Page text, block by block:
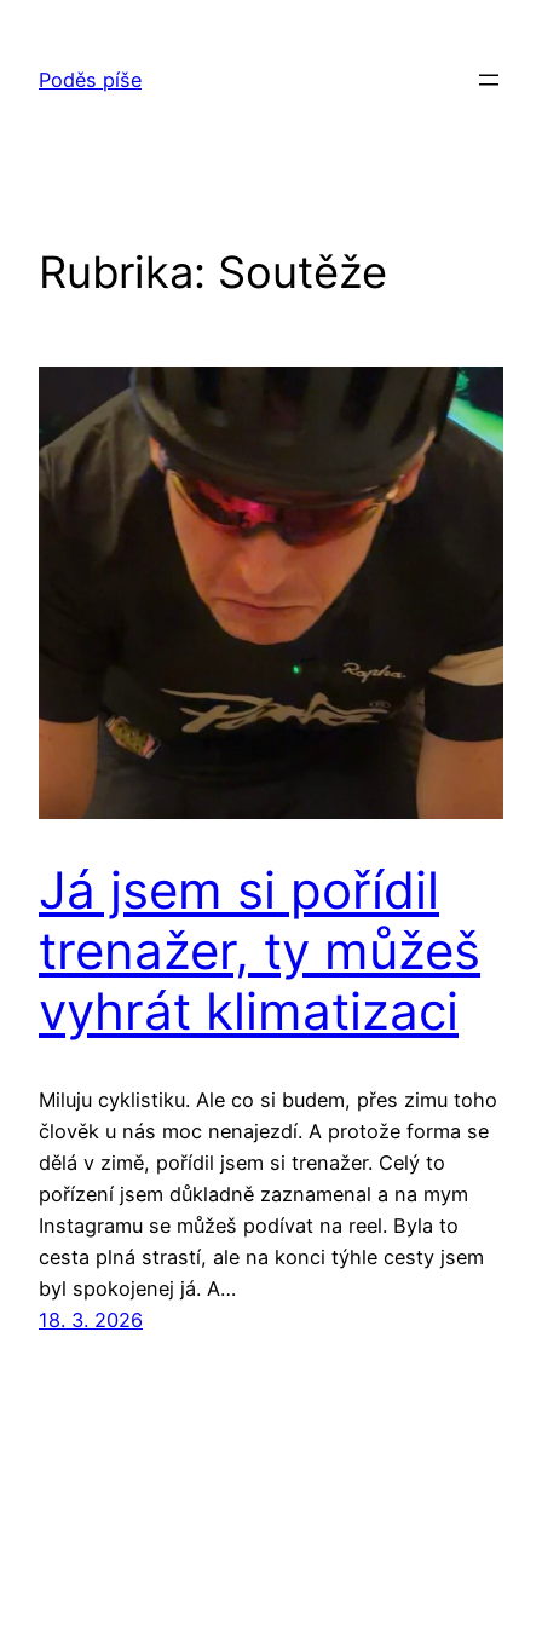
obsah
Poděs píše
Rubrika: Soutěže
Já jsem si pořídil
trenažer, ty můžeš
vyhrát klimatizaci
Miluju cyklistiku. Ale co si budem, přes zimu toho
člověk u nás moc nenajezdí. A protože forma se
dělá v zimě, pořídil jsem si trenažer. Celý to
pořízení jsem důkladně zaznamenal a na mym
Instagramu se můžeš podívat na reel. Byla to
cesta plná strastí, ale na konci týhle cesty jsem
byl spokojenej já. A…
18. 3. 2026